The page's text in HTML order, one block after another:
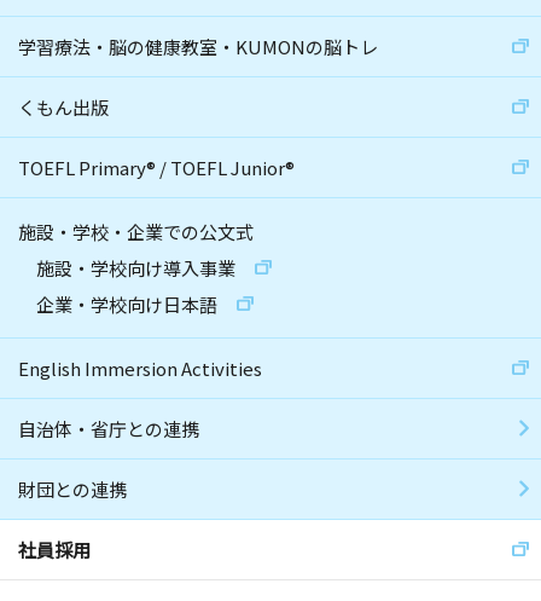
学習療法・脳の健康教室・KUMONの脳トレ
くもん出版
TOEFL Primary® /TOEFL Junior®
施設・学校・企業での公文式
施設・学校向け導入事業
企業・学校向け日本語
English Immersion Activities
自治体・省庁との連携
財団との連携
社員採用